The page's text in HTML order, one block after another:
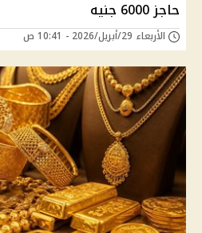
حاجز 6000 جنيه
الأربعاء 29/أبريل/2026 - 10:41 ص